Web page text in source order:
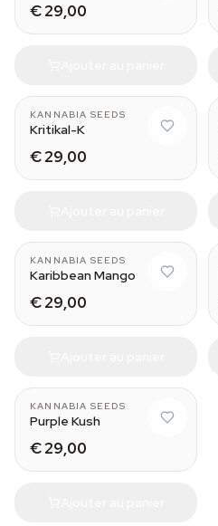
€ 29,00
KANNABIA SEEDS
Kritikal-K
€ 29,00
KANNABIA SEEDS
Karibbean Mango
€ 29,00
KANNABIA SEEDS
Purple Kush
€ 29,00